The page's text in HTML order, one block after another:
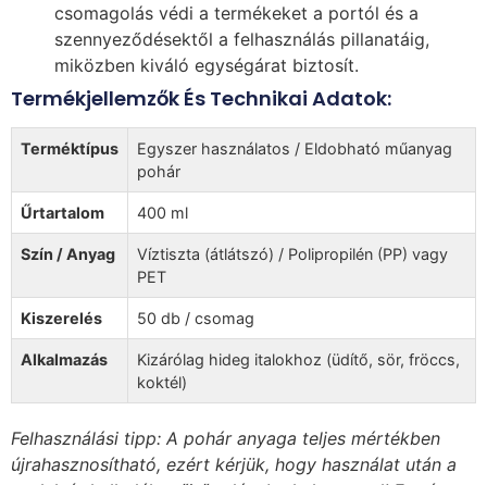
csomagolás védi a termékeket a portól és a
szennyeződésektől a felhasználás pillanatáig,
miközben kiváló egységárat biztosít.
Termékjellemzők És Technikai Adatok:
Terméktípus
Egyszer használatos / Eldobható műanyag
pohár
Űrtartalom 400 ml
Szín / Anyag
Víztiszta (átlátszó) / Polipropilén (PP) vagy
PET
Kiszerelés 50 db / csomag
Alkalmazás
Kizárólag hideg italokhoz (üdítő, sör, fröccs,
koktél)
Felhasználási tipp: A pohár anyaga teljes mértékben
újrahasznosítható, ezért kérjük, hogy használat után a